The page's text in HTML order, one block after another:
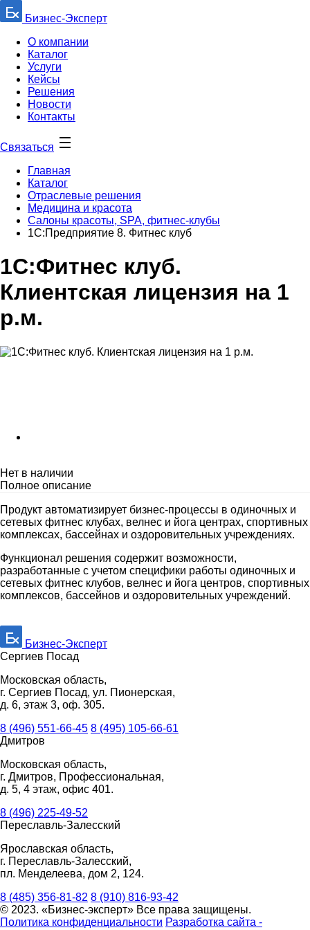
Бизнес-Эксперт
О компании
Каталог
Услуги
Кейсы
Решения
Новости
Контакты
Связаться
Главная
Каталог
Отраслевые решения
Медицина и красота
Салоны красоты, SPA, фитнес-клубы
1C:Предприятие 8. Фитнес клуб
1С:Фитнес клуб.
Клиентская лицензия на 1
р.м.
Нет в наличии
Полное описание
Продукт автоматизирует бизнес-процессы в одиночных и
сетевых фитнес клубах, велнес и йога центрах, спортивных
комплексах, бассейнах и оздоровительных учреждениях.
Функционал решения содержит возможности,
разработанные с учетом специфики работы одиночных и
сетевых фитнес клубов, велнес и йога центров, спортивных
комплексов, бассейнов и оздоровительных учреждений.
Бизнес-Эксперт
Сергиев Посад
Московская область,
г. Сергиев Посад, ул. Пионерская,
д. 6, этаж 3, оф. 305.
8 (496) 551-66-45 8 (495) 105-66-61
Дмитров
Московская область,
г. Дмитров, Профессиональная,
д. 5, 4 этаж, офис 401.
8 (496) 225-49-52
Переславль-Залесский
Ярославская область,
г. Переславль-Залесский,
пл. Менделеева, дом 2, 124.
8 (485) 356-81-82 8 (910) 816-93-42
© 2023. «Бизнес-эксперт» Все права защищены.
Политика конфиденциальности Разработка сайта -